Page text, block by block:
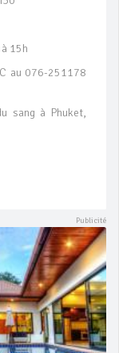
15h
au 076-251178
sang à Phuket,